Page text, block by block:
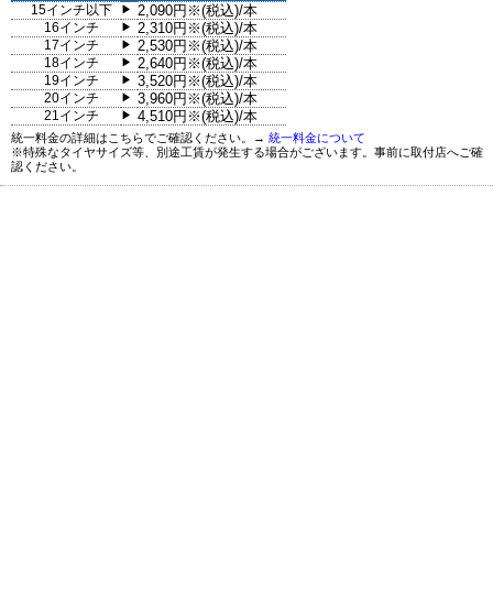
15インチ以下
▶ 2,090円※(税込)/本
16インチ ▶ 2,310円※(税込)/本
17インチ ▶ 2,530円※(税込)/本
18インチ ▶ 2,640円※(税込)/本
19インチ ▶ 3,520円※(税込)/本
20インチ ▶ 3,960円※(税込)/本
21インチ ▶ 4,510円※(税込)/本
統一料金の詳細はこちらでご確認ください。→ 統一料金について
※特殊なタイヤサイズ等、別途工賃が発生する場合がございます。事前に取付店へご確
認ください。